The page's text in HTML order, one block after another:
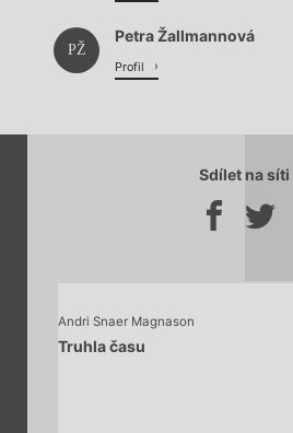
PŽ
Petra Žallmannová
Profil
Sdílet na síti
Andri Snaer Magnason
Truhla času